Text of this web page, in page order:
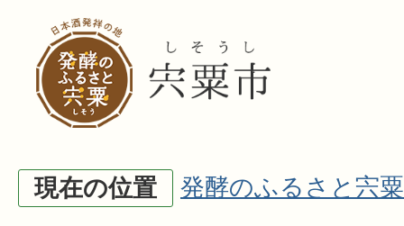
現在の位置 発酵のふるさと宍粟